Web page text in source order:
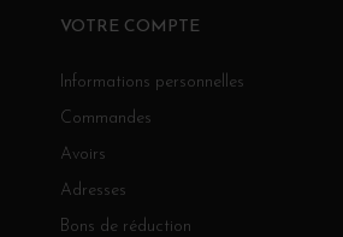
VOTRE COMPTE
Informations personnelles
Commandes
Avoirs
Adresses
Bons de réduction